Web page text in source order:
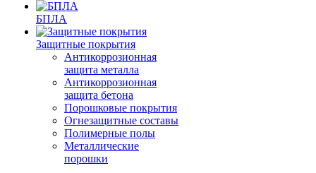
БПЛА
Защитные покрытия
Антикоррозионная
защита металла
Антикоррозионная
защита бетона
Порошковые покрытия
Огнезащитные составы
Полимерные полы
Металлические
порошки